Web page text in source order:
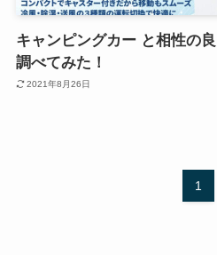
キャンピングカー と相性の
調べてみた！
2021年8月26日
1